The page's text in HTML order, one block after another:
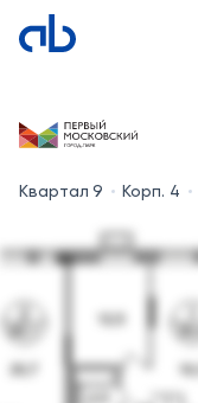
Квартал 9 Корп. 4